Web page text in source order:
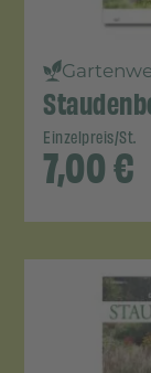
Einzelpreis/St.
7,00€